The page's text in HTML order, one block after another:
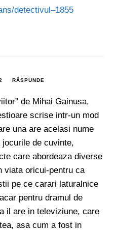
detectivul–1855
RĂSPUNDE
de Mihai Gainusa,
scrise intr-un mod
una are acelasi nume
de cuvinte,
care abordeaza diverse
viata oricui-pentru ca
pe ce carari laturalnice
pentru dramul de
il are in televiziune, care
asa cum a fost in